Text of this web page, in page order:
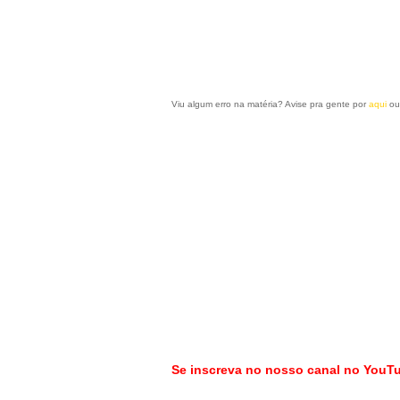
Viu algum erro na matéria? Avise pra gente por aqui
Se inscreva no nosso canal no